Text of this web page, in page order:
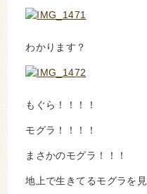
わかります？
もぐら！！！！
モグラ！！！！
まさかのモグラ！！！
地上で生きてるモグラを